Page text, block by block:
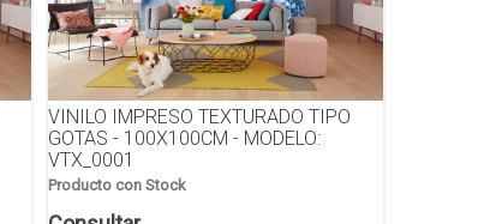
VINILO IMPRESO TEXTURADO TIPO
GOTAS - 100X100CM - MODELO:
VTX_0001
Producto con Stock